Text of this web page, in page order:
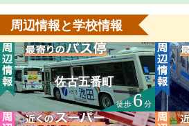
周辺情報と学校情報
佐古五番町
徒歩6分